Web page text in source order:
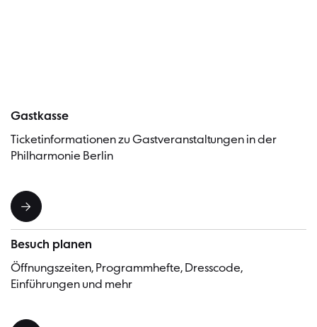
Gastkasse
Ticketinformationen zu Gastveranstaltungen in der
Philharmonie Berlin
Besuch planen
Öffnungszeiten, Programmhefte, Dresscode,
Einführungen und mehr